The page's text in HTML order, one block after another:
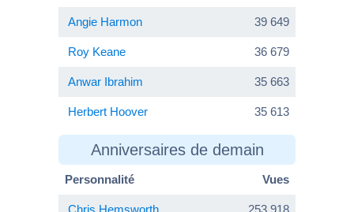
Angie Harmon 39 649
Roy Keane 36 679
Anwar Ibrahim 35 663
Herbert Hoover 35 613
Anniversaires de demain
Personnalité Vues